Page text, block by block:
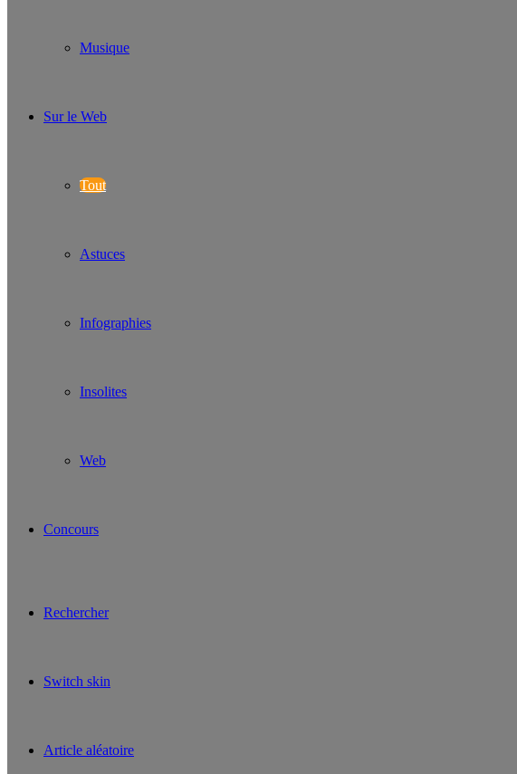
Musique
Sur le Web
Tout
Astuces
Infographies
Insolites
Web
Concours
Rechercher
Switch skin
Article aléatoire